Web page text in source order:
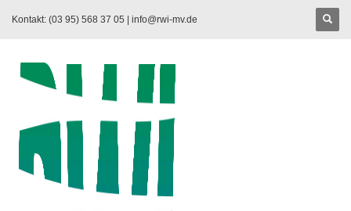
Kontakt: (03 95) 568 37 05 | info@rwi-mv.de